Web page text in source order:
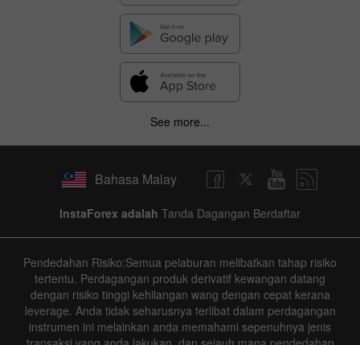
See more...
Bahasa Malay
InstaForex adalah Tanda Dagangan Berdaftar
Pendedahan Risiko:Semua pelaburan melibatkan tahap risiko
tertentu. Perdagangan produk derivatif kewangan datang
dengan risiko tinggi kehilangan wang dengan cepat kerana
leverage. Anda tidak seharusnya terlibat dalam perdagangan
instrumen ini melainkan anda memahami sepenuhnya jenis